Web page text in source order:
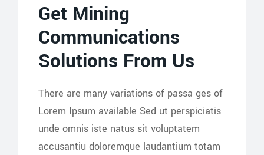
Get Mining
Communications
Solutions From Us
There are many variations of passa ges of
Lorem Ipsum available Sed ut perspiciatis
unde omnis iste natus sit voluptatem
accusantiu doloremque laudantium totam